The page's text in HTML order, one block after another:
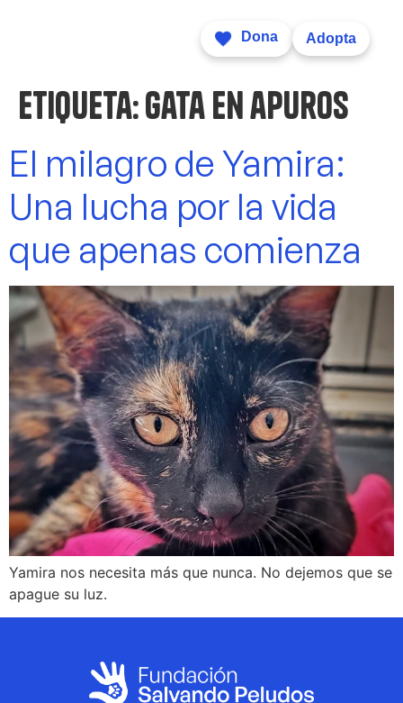
Dona Adopta
Etiqueta:gata en apuros
El milagro de Yamira:
Una lucha por la vida
que apenas comienza
Yamira nos necesita más que nunca. No dejemos que se
apague su luz.